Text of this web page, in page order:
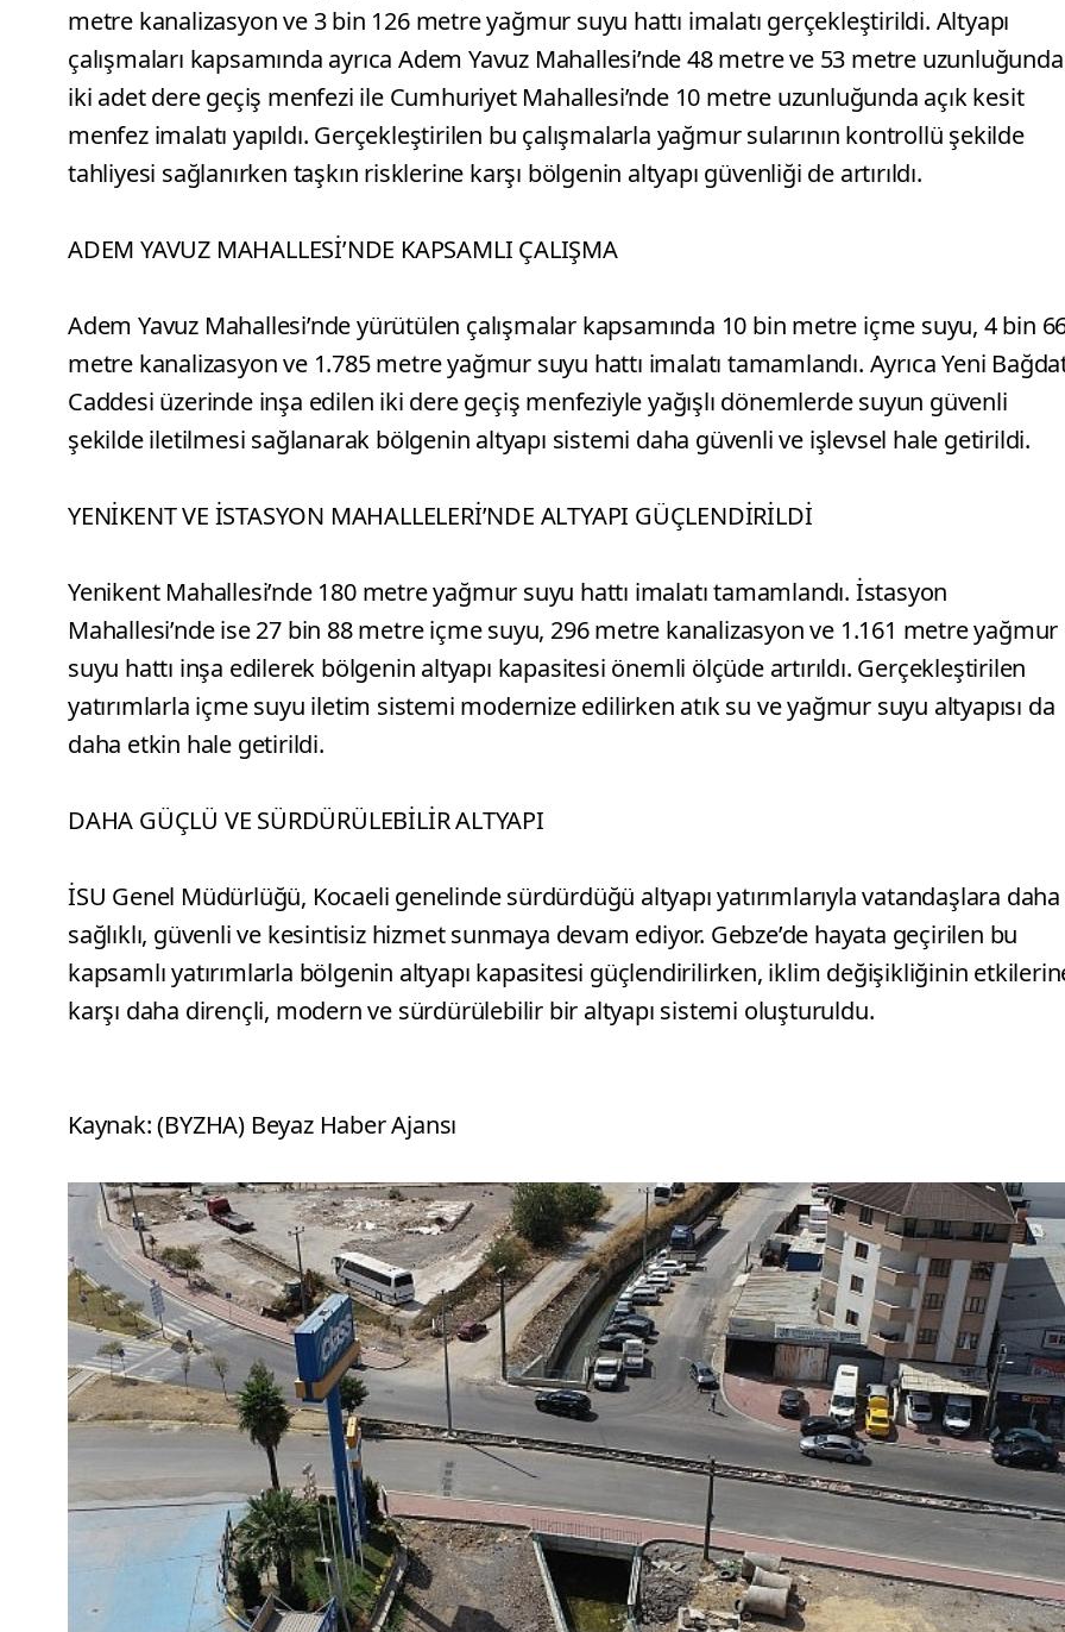
metre kanalizasyon ve 3 bin 126 metre yağmur suyu hattı imalatı gerçekleştirildi. Altyapı
çalışmaları kapsamında ayrıca Adem Yavuz Mahallesi’nde 48 metre ve 53 metre uzunluğunda
iki adet dere geçiş menfezi ile Cumhuriyet Mahallesi’nde 10 metre uzunluğunda açık kesit
menfez imalatı yapıldı. Gerçekleştirilen bu çalışmalarla yağmur sularının kontrollü şekilde
tahliyesi sağlanırken taşkın risklerine karşı bölgenin altyapı güvenliği de artırıldı.
ADEM YAVUZ MAHALLESİ’NDE KAPSAMLI ÇALIŞMA
Adem Yavuz Mahallesi’nde yürütülen çalışmalar kapsamında 10 bin metre içme suyu, 4 bin
metre kanalizasyon ve 1.785 metre yağmur suyu hattı imalatı tamamlandı. Ayrıca Yeni
Caddesi üzerinde inşa edilen iki dere geçiş menfeziyle yağışlı dönemlerde suyun güvenli
şekilde iletilmesi sağlanarak bölgenin altyapı sistemi daha güvenli ve işlevsel hale getirildi.
YENİKENT VE İSTASYON MAHALLELERİ’NDE ALTYAPI GÜÇLENDİRİLDİ
Yenikent Mahallesi’nde 180 metre yağmur suyu hattı imalatı tamamlandı. İstasyon
Mahallesi’nde ise 27 bin 88 metre içme suyu, 296 metre kanalizasyon ve 1.161 metre yağmur
suyu hattı inşa edilerek bölgenin altyapı kapasitesi önemli ölçüde artırıldı. Gerçekleştirilen
yatırımlarla içme suyu iletim sistemi modernize edilirken atık su ve yağmur suyu altyapısı da
daha etkin hale getirildi.
DAHA GÜÇLÜ VE SÜRDÜRÜLEBİLİR ALTYAPI
İSU Genel Müdürlüğü, Kocaeli genelinde sürdürdüğü altyapı yatırımlarıyla vatandaşlara daha
sağlıklı, güvenli ve kesintisiz hizmet sunmaya devam ediyor. Gebze’de hayata geçirilen bu
kapsamlı yatırımlarla bölgenin altyapı kapasitesi güçlendirilirken, iklim değişikliğinin
karşı daha dirençli, modern ve sürdürülebilir bir altyapı sistemi oluşturuldu.
Kaynak: (BYZHA) Beyaz Haber Ajansı